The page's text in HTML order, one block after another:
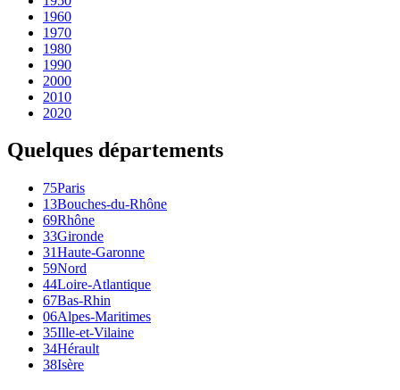
1960
1970
1980
1990
2000
2010
2020
Quelques départements
75Paris
13Bouches-du-Rhône
69Rhône
33Gironde
31Haute-Garonne
59Nord
44Loire-Atlantique
67Bas-Rhin
06Alpes-Maritimes
35Ille-et-Vilaine
34Hérault
38Isère